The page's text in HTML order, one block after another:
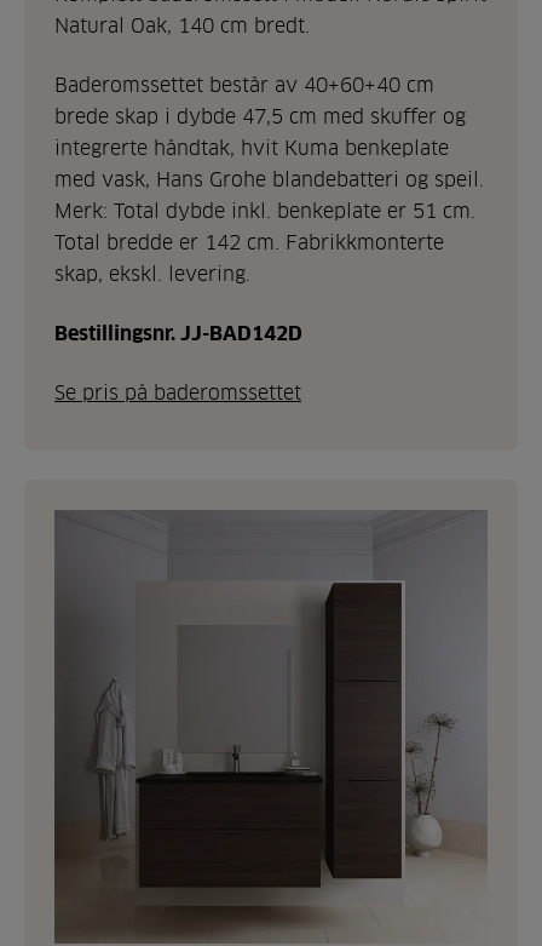
Natural Oak, 140 cm bredt.
Baderomssettet består av 40+60+40 cm
brede skap i dybde 47,5 cm med skuffer og
integrerte håndtak, hvit Kuma benkeplate
med vask, Hans Grohe blandebatteri og speil.
Merk: Total dybde inkl. benkeplate er 51 cm.
Total bredde er 142 cm. Fabrikkmonterte
skap, ekskl. levering.
Bestillingsnr. JJ-BAD142D
Se pris på baderomssettet